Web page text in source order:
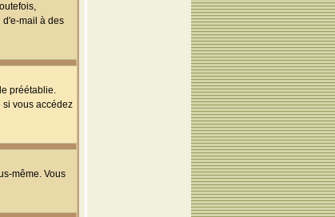
d'e-mail à des
préétablie.
si vous accédez
même. Vous